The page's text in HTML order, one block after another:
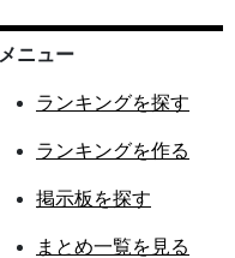
メニュー
ランキングを探す
ランキングを作る
掲示板を探す
まとめ一覧を見る